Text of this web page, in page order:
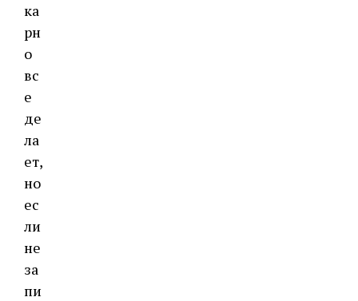
ка
рн
о
вс
е
де
ла
ет,
но
ес
ли
не
за
пи